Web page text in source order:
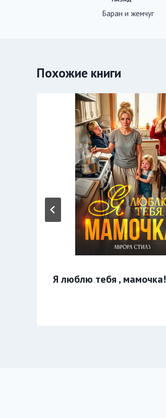
по
Баран и жемчуг
Похожие книги
Я люблю тебя , мамочка!